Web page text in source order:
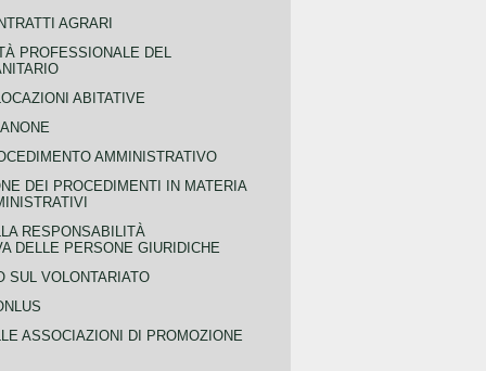
AGRARI
PROFESSIONALE DEL
ABITATIVE
AMMINISTRATIVO
DEI PROCEDIMENTI IN MATERIA
RESPONSABILITÀ
DELLE PERSONE GIURIDICHE
SUL VOLONTARIATO
ASSOCIAZIONI DI PROMOZIONE